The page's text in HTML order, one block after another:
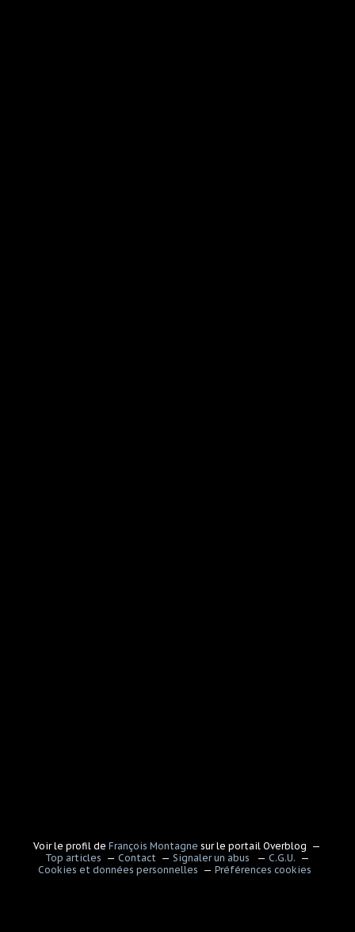
Voir le profil deFrançois Montagne sur le portail Overblog
Top articles
Contact Signaler un abus
C.G.U.
Cookies et données personnelles
Préférences cookies